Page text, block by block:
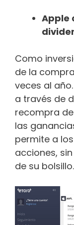
Apple
Como
de la
veces al
a través de
recompra
las
permite a
acciones,
de su bolsillo.